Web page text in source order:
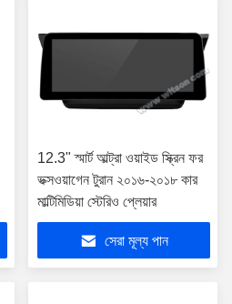
12.3" স্মার্ট আল্ট্রা ওয়াইড স্ক্রিন ফর
ভক্সওয়াগেন টুরান ২০১৬-২০১৮ কার
মাল্টিমিডিয়া স্টেরিও প্লেয়ার
সেরা মূল্য পান